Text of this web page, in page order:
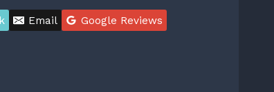
Email
Google Reviews